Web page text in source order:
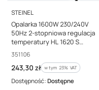
PRODUCENT
STEINEL
Opalarka 1600W 230/240V
50Hz 2-stopniowa regulacja
temperatury HL 1620 S
351106
Kod producenta
351106
Cena brutto
243,30 zł w tym %s VAT
w tym 23% VAT
Dostępność:Dostępne